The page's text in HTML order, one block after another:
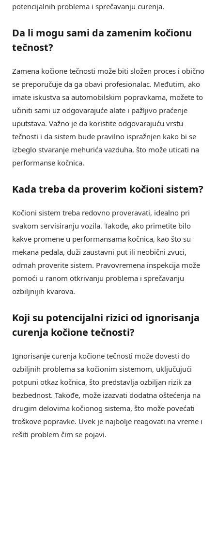
potencijalnih problema i sprečavanju curenja.
Da li mogu sami da zamenim kočionu
tečnost?
Zamena kočione tečnosti može biti složen proces i obično
se preporučuje da ga obavi profesionalac. Međutim, ako
imate iskustva sa automobilskim popravkama, možete to
učiniti sami uz odgovarajuće alate i pažljivo praćenje
uputstava. Važno je da koristite odgovarajuću vrstu
tečnosti i da sistem bude pravilno ispražnjen kako bi se
izbeglo stvaranje mehurića vazduha, što može uticati na
performanse kočnica.
Kada treba da proverim kočioni sistem?
Kočioni sistem treba redovno proveravati, idealno pri
svakom servisiranju vozila. Takođe, ako primetite bilo
kakve promene u performansama kočnica, kao što su
mekana pedala, duži zaustavni put ili neobični zvuci,
odmah proverite sistem. Pravovremena inspekcija može
pomoći u ranom otkrivanju problema i sprečavanju
ozbiljnijih kvarova.
Koji su potencijalni rizici od ignorisanja
curenja kočione tečnosti?
Ignorisanje curenja kočione tečnosti može dovesti do
ozbiljnih problema sa kočionim sistemom, uključujući
potpuni otkaz kočnica, što predstavlja ozbiljan rizik za
bezbednost. Takođe, može izazvati dodatna oštećenja na
drugim delovima kočionog sistema, što može povećati
troškove popravke. Uvek je najbolje reagovati na vreme i
rešiti problem čim se pojavi.